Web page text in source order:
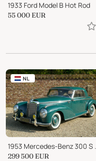
1933 Ford Model B Hot Rod
55 000 EUR
NL
1953
299 500 EUR